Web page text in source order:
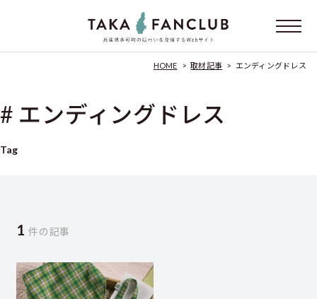
HOME > 取材記事 > エンディングドレス
# エンディングドレス
Tag
1 件の記事